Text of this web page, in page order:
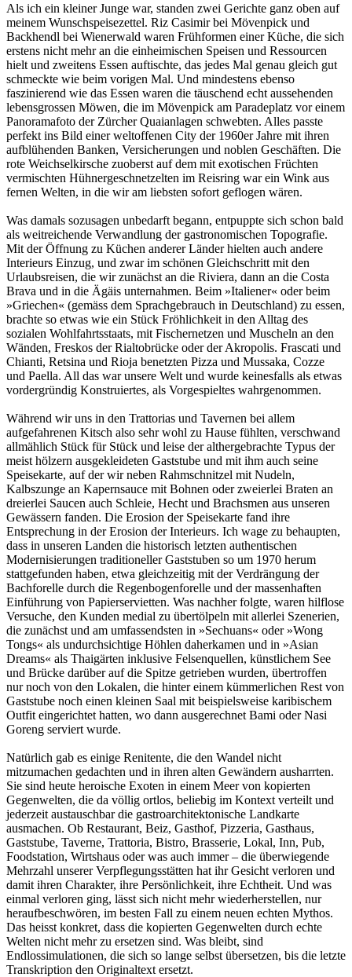
Als ich ein kleiner Junge war, standen zwei Gerichte ganz oben auf
meinem Wunschspeisezettel. Riz Casimir bei Mövenpick und
Backhendl bei Wienerwald waren Frühformen einer Küche, die sich
erstens nicht mehr an die einheimischen Speisen und Ressourcen
hielt und zweitens Essen auftischte, das jedes Mal genau gleich gut
schmeckte wie beim vorigen Mal. Und mindestens ebenso
faszinierend wie das Essen waren die täuschend echt aussehenden
lebensgrossen Möwen, die im Mövenpick am Paradeplatz vor einem
Panoramafoto der Zürcher Quaianlagen schwebten. Alles passte
perfekt ins Bild einer weltoffenen City der 1960er Jahre mit ihren
aufblühenden Banken, Versicherungen und noblen Geschäften. Die
rote Weichselkirsche zuoberst auf dem mit exotischen Früchten
vermischten Hühnergeschnetzelten im Reisring war ein Wink aus
fernen Welten, in die wir am liebsten sofort geflogen wären.
Was damals sozusagen unbedarft begann, entpuppte sich schon bald
als weitreichende Verwandlung der gastronomischen Topografie.
Mit der Öffnung zu Küchen anderer Länder hielten auch andere
Interieurs Einzug, und zwar im schönen Gleichschritt mit den
Urlaubsreisen, die wir zunächst an die Riviera, dann an die Costa
Brava und in die Ägäis unternahmen. Beim »Italiener« oder beim
»Griechen« (gemäss dem Sprachgebrauch in Deutschland) zu essen,
brachte so etwas wie ein Stück Fröhlichkeit in den Alltag des
sozialen Wohlfahrtsstaats, mit Fischernetzen und Muscheln an den
Wänden, Freskos der Rialtobrücke oder der Akropolis. Frascati und
Chianti, Retsina und Rioja benetzten Pizza und Mussaka, Cozze
und Paella. All das war unsere Welt und wurde keinesfalls als etwas
vordergründig Konstruiertes, als Vorgespieltes wahrgenommen.
Während wir uns in den Trattorias und Tavernen bei allem
aufgefahrenen Kitsch also sehr wohl zu Hause fühlten, verschwand
allmählich Stück für Stück und leise der althergebrachte Typus der
meist hölzern ausgekleideten Gaststube und mit ihm auch seine
Speisekarte, auf der wir neben Rahmschnitzel mit Nudeln,
Kalbszunge an Kapernsauce mit Bohnen oder zweierlei Braten an
dreierlei Saucen auch Schleie, Hecht und Brachsmen aus unseren
Gewässern fanden. Die Erosion der Speisekarte fand ihre
Entsprechung in der Erosion der Interieurs. Ich wage zu behaupten,
dass in unseren Landen die historisch letzten authentischen
Modernisierungen traditioneller Gaststuben so um 1970 herum
stattgefunden haben, etwa gleichzeitig mit der Verdrängung der
Bachforelle durch die Regenbogenforelle und der massenhaften
Einführung von Papierservietten. Was nachher folgte, waren hilflose
Versuche, den Kunden medial zu übertölpeln mit allerlei Szenerien,
die zunächst und am umfassendsten in »Sechuans« oder »Wong
Tongs« als undurchsichtige Höhlen daherkamen und in »Asian
Dreams« als Thaigärten inklusive Felsenquellen, künstlichem See
und Brücke darüber auf die Spitze getrieben wurden, übertroffen
nur noch von den Lokalen, die hinter einem kümmerlichen Rest von
Gaststube noch einen kleinen Saal mit beispielsweise karibischem
Outfit eingerichtet hatten, wo dann ausgerechnet Bami oder Nasi
Goreng serviert wurde.
Natürlich gab es einige Renitente, die den Wandel nicht
mitzumachen gedachten und in ihren alten Gewändern ausharrten.
Sie sind heute heroische Exoten in einem Meer von kopierten
Gegenwelten, die da völlig ortlos, beliebig im Kontext verteilt und
jederzeit austauschbar die gastroarchitektonische Landkarte
ausmachen. Ob Restaurant, Beiz, Gasthof, Pizzeria, Gasthaus,
Gaststube, Taverne, Trattoria, Bistro, Brasserie, Lokal, Inn, Pub,
Foodstation, Wirtshaus oder was auch immer – die überwiegende
Mehrzahl unserer Verpflegungsstätten hat ihr Gesicht verloren und
damit ihren Charakter, ihre Persönlichkeit, ihre Echtheit. Und was
einmal verloren ging, lässt sich nicht mehr wiederherstellen, nur
heraufbeschwören, im besten Fall zu einem neuen echten Mythos.
Das heisst konkret, dass die kopierten Gegenwelten durch echte
Welten nicht mehr zu ersetzen sind. Was bleibt, sind
Endlossimulationen, die sich so lange selbst übersetzen, bis die letzte
Transkription den Originaltext ersetzt.